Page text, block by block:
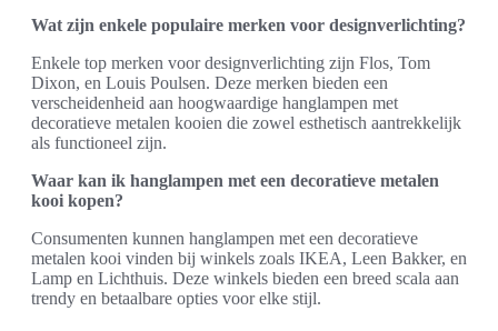
Wat zijn enkele populaire merken voor designverlichting?
Enkele top merken voor designverlichting zijn Flos, Tom
Dixon, en Louis Poulsen. Deze merken bieden een
verscheidenheid aan hoogwaardige hanglampen met
decoratieve metalen kooien die zowel esthetisch aantrekkelijk
als functioneel zijn.
Waar kan ik hanglampen met een decoratieve metalen
kooi kopen?
Consumenten kunnen hanglampen met een decoratieve
metalen kooi vinden bij winkels zoals IKEA, Leen Bakker, en
Lamp en Lichthuis. Deze winkels bieden een breed scala aan
trendy en betaalbare opties voor elke stijl.